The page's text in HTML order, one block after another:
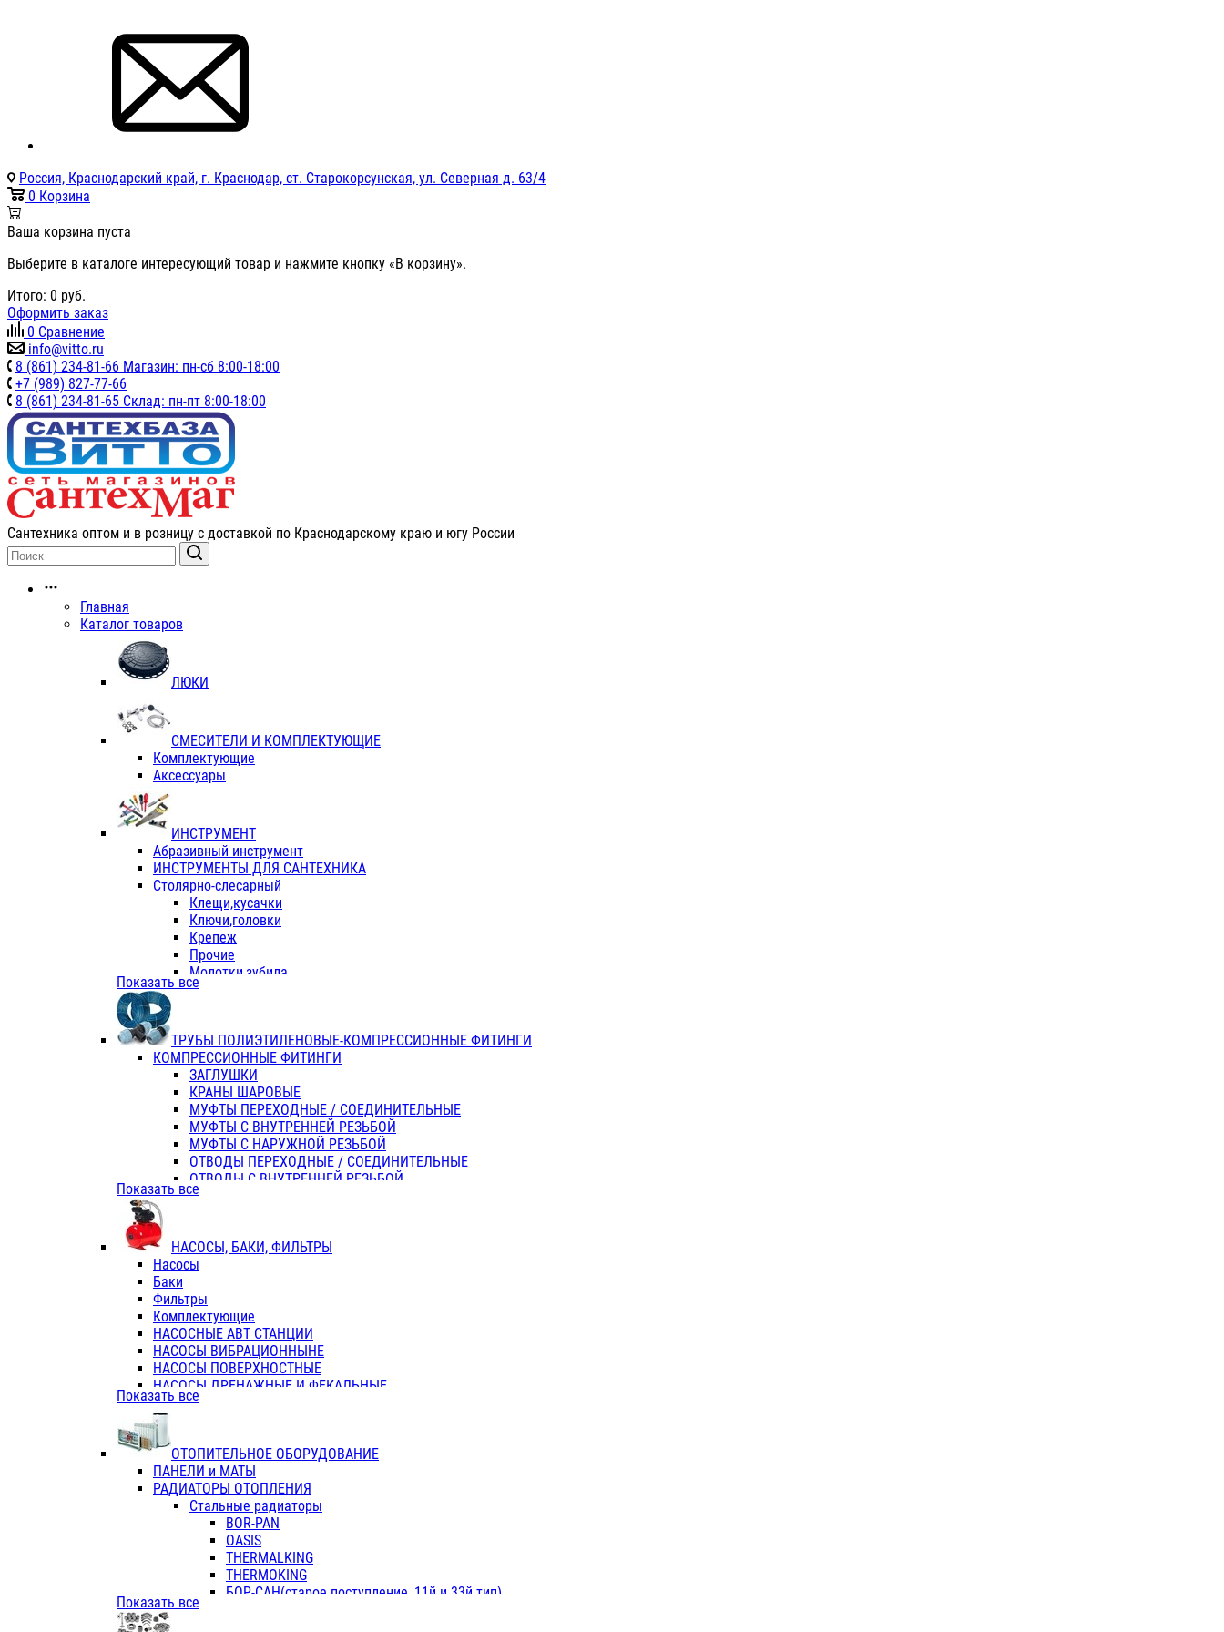
Россия, Краснодарский край, г. Краснодар, ст. Старокорсунская, ул. Северная д. 63/4
0 Корзина
Ваша корзина пуста
Выберите в каталоге интересующий товар и нажмите кнопку «В корзину».
Итого: 0 руб.
Оформить заказ
0 Сравнение
info@vitto.ru
8 (861) 234-81-66 Магазин: пн-сб 8:00-18:00
+7 (989) 827-77-66
8 (861) 234-81-65 Склад: пн-пт 8:00-18:00
Сантехника оптом и в розницу с доставкой по Краснодарскому краю и югу России
Главная
Каталог товаров
ЛЮКИ
СМЕСИТЕЛИ И КОМПЛЕКТУЮЩИЕ
Комплектующие
Аксессуары
ИНСТРУМЕНТ
Абразивный инструмент
ИНСТРУМЕНТЫ ДЛЯ САНТЕХНИКА
Столярно-слесарный
Клещи,кусачки
Ключи,головки
Крепеж
Прочие
Молотки,зубила
Пассатижи,тонкогубцы,утконосы
Отвертки
Хоз. инвентарь
ЭЛ. ИНСТРУМЕНТ OASIS
Показать все
ТРУБЫ ПОЛИЭТИЛЕНОВЫЕ-КОМПРЕССИОННЫЕ ФИТИНГИ
КОМПРЕССИОННЫЕ ФИТИНГИ
ЗАГЛУШКИ
КРАНЫ ШАРОВЫЕ
МУФТЫ ПЕРЕХОДНЫЕ / СОЕДИНИТЕЛЬНЫЕ
МУФТЫ С ВНУТРЕННЕЙ РЕЗЬБОЙ
МУФТЫ С НАРУЖНОЙ РЕЗЬБОЙ
ОТВОДЫ ПЕРЕХОДНЫЕ / СОЕДИНИТЕЛЬНЫЕ
ОТВОДЫ С ВНУТРЕННЕЙ РЕЗЬБОЙ
ОТВОДЫ С НАРУЖНОЙ РЕЗЬБОЙ
ТРОЙНИКИ ПЕРЕХОДНЫЕ / СОЕДИНИТЕЛЬНЫЕ
ТРОЙНИКИ С ВНУТРЕННЕЙ РЕЗЬБОЙ
КОЛЬЦА РЕЗИНОВЫЕ
ТРУБЫ НАПОРНЫЕ
ТРУБЫ ГОФРИРОВАННЫЕ ДВУХСЛ.
ТРУБЫ ПОЛИЭТИЛЕНОВЫЕ
Показать все
НАСОСЫ, БАКИ, ФИЛЬТРЫ
Насосы
Баки
Фильтры
Комплектующие
НАСОСНЫЕ АВТ СТАНЦИИ
НАСОСЫ ВИБРАЦИОННЫНЕ
НАСОСЫ ПОВЕРХНОСТНЫЕ
НАСОСЫ ДРЕНАЖНЫЕ И ФЕКАЛЬНЫЕ
НАСОСЫ ПОВЫСИТ и ЦИРКУЛЯЦИОННЫЕ
НАСОСЫ СКВАЖИННЫЕ
Показать все
ОТОПИТЕЛЬНОЕ ОБОРУДОВАНИЕ
ПАНЕЛИ и МАТЫ
РАДИАТОРЫ ОТОПЛЕНИЯ
Стальные радиаторы
BOR-PAN
OASIS
THERMALKING
THERMOKING
БОР-САН(старое поступление, 11й и 33й тип)
Показать все